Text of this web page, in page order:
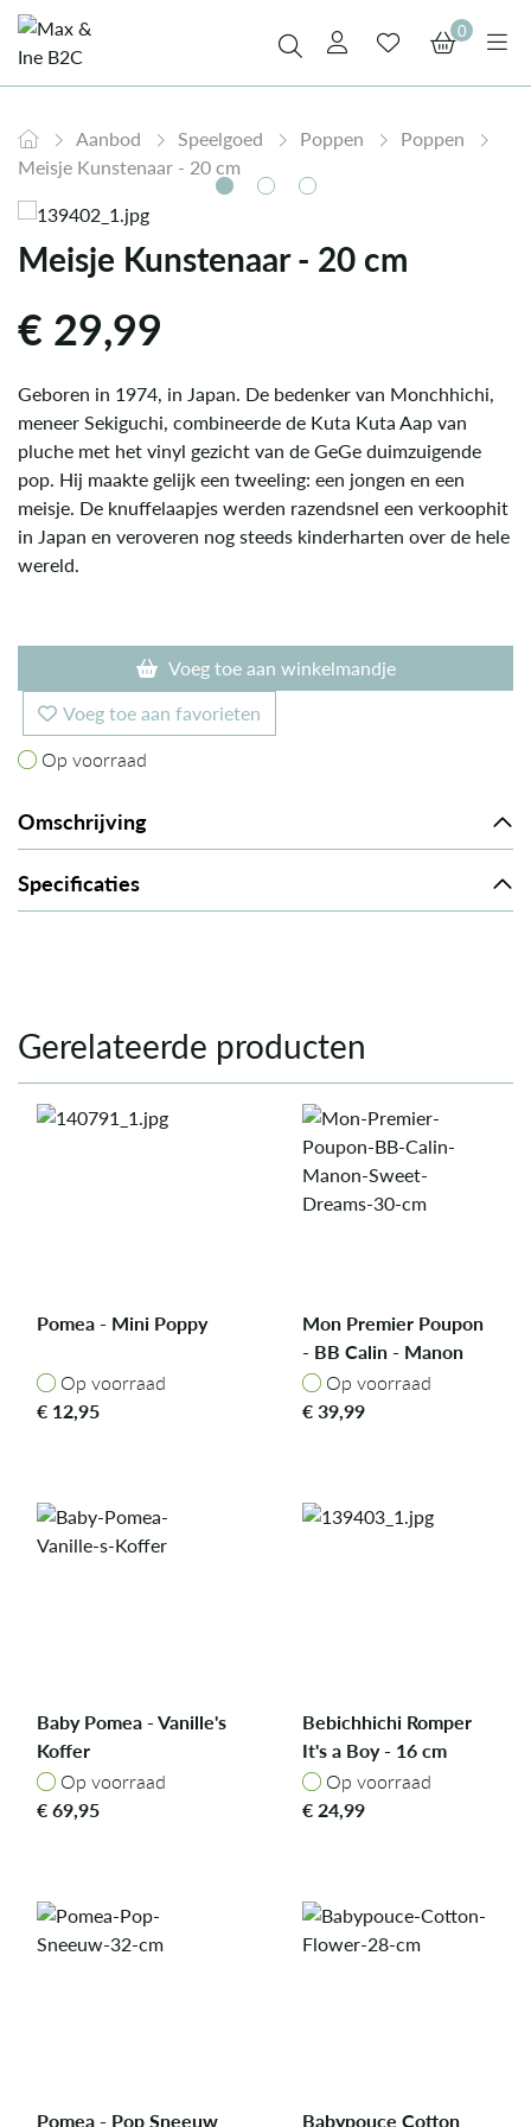
0
Aanbod Speelgoed Poppen
Poppen
Meisje Kunstenaar - 20 cm
Meisje Kunstenaar - 20 cm
€29,99
Geboren in 1974, in Japan. De bedenker van Monchhichi,
meneer Sekiguchi, combineerde de Kuta Kuta Aap van
pluche met het vinyl gezicht van de GeGe duimzuigende
pop. Hij maakte gelijk een tweeling: een jongen en een
meisje. De knuffelaapjes werden razendsnel een verkoophit
in Japan en veroveren nog steeds kinderharten over de hele
wereld.
Voeg toe aan winkelmandje
Voeg toe aan favorieten
Op voorraad
Op voorraad
Omschrijving
Specificaties
Gerelateerde producten
Pomea - Mini Poppy
Op voorraad
Op voorraad
€ 12,95
Mon Premier Poupon
- BB Calin - Manon
Sweet Dreams 30 cm
Op voorraad
Op voorraad
€39,99
Baby Pomea - Vanille's
Koffer
Op voorraad
Op voorraad
€69,95
Bebichhichi Romper
It's a Boy - 16 cm
Op voorraad
Op voorraad
€24,99
Pomea - Pop Sneeuw
Babypouce Cotton